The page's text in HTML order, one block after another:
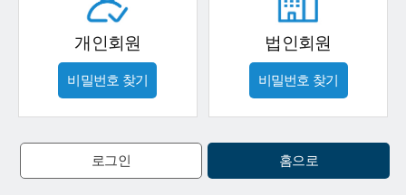
개인회원
비밀번호 찾기
법인회원
비밀번호 찾기
로그인 홈으로